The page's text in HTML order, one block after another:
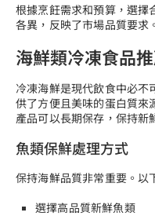
根據烹飪需求和預算，選擇
各異，反映了市場品質要求
海鮮類冷凍食品
冷凍海鮮是現代飲食中必不
供了方便且美味的蛋白質來
產品可以長期保存，保持新
魚類保鮮處理方式
保持海鮮品質非常重要。以
選擇高品質新鮮魚類